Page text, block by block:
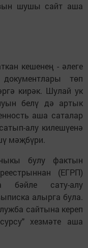
шушы сайт аша
кешенең - әлеге
төп
кирәк. Шулай ук
белү дә артык
аша саталар
алу килешүенә
мәҗбүри.
булу фактын
(ЕГРП)
бәйле сату-алу
алырга була.
сайтына кереп
хезмәте аша